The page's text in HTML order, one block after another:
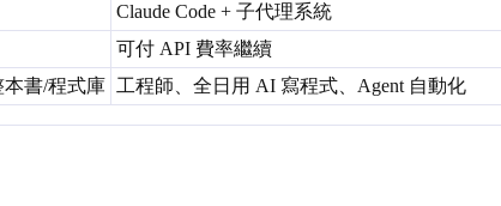
Claude Code + 子代理系統
可付 API 費率繼續
書/程式庫 工程師、全日用 AI 寫程式、Agent 自動化